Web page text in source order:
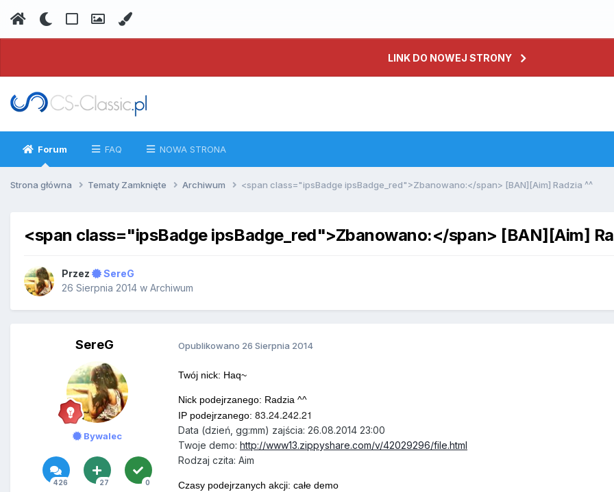
LINK DO NOWEJ STRONY
Forum FAQ NOWA STRONA
Strona główna Tematy Zamknięte Archiwum <span class="ipsBadge ipsBadge_red">Zbanowano:</span> [BAN][Aim] Radzia ^^
<span class="ipsBadge ipsBadge_red">Zbanowano:</span> [BAN][Aim]
Przez
SereG
26 Sierpnia 2014 w Archiwum
SereG
Bywalec
426 27 0
Opublikowano 26 Sierpnia 2014
Twój nick: Haq~
Nick podejrzanego: Radzia ^^
IP podejrzanego: 83.24.242.21
Data (dzień, gg:mm) zajścia: 26.08.2014 23:00
Twoje demo: http://www13.zippyshare.com/v/42029296/file.html
Rodzaj czita: Aim
Czasy podejrzanych akcji: całe demo